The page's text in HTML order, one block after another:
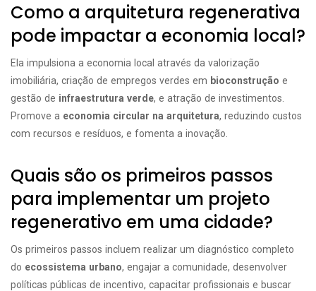
Como a arquitetura regenerativa
pode impactar a economia local?
Ela impulsiona a economia local através da valorização
imobiliária, criação de empregos verdes em bioconstrução e
gestão de infraestrutura verde, e atração de investimentos.
Promove a economia circular na arquitetura, reduzindo custos
com recursos e resíduos, e fomenta a inovação.
Quais são os primeiros passos
para implementar um projeto
regenerativo em uma cidade?
Os primeiros passos incluem realizar um diagnóstico completo
do ecossistema urbano, engajar a comunidade, desenvolver
políticas públicas de incentivo, capacitar profissionais e buscar